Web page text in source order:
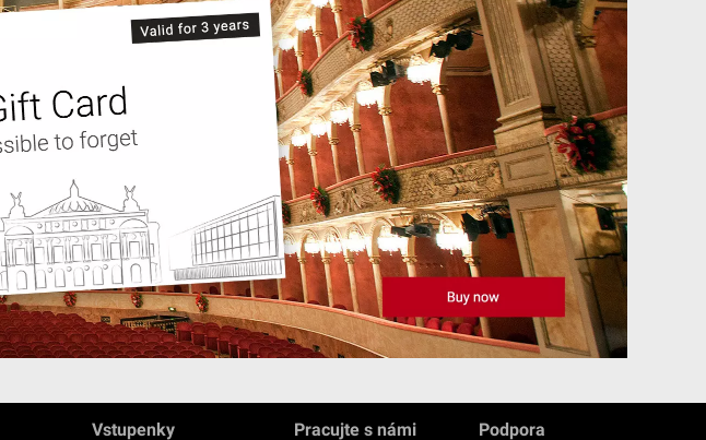
Vstupenky Pracujte s námi Podpora